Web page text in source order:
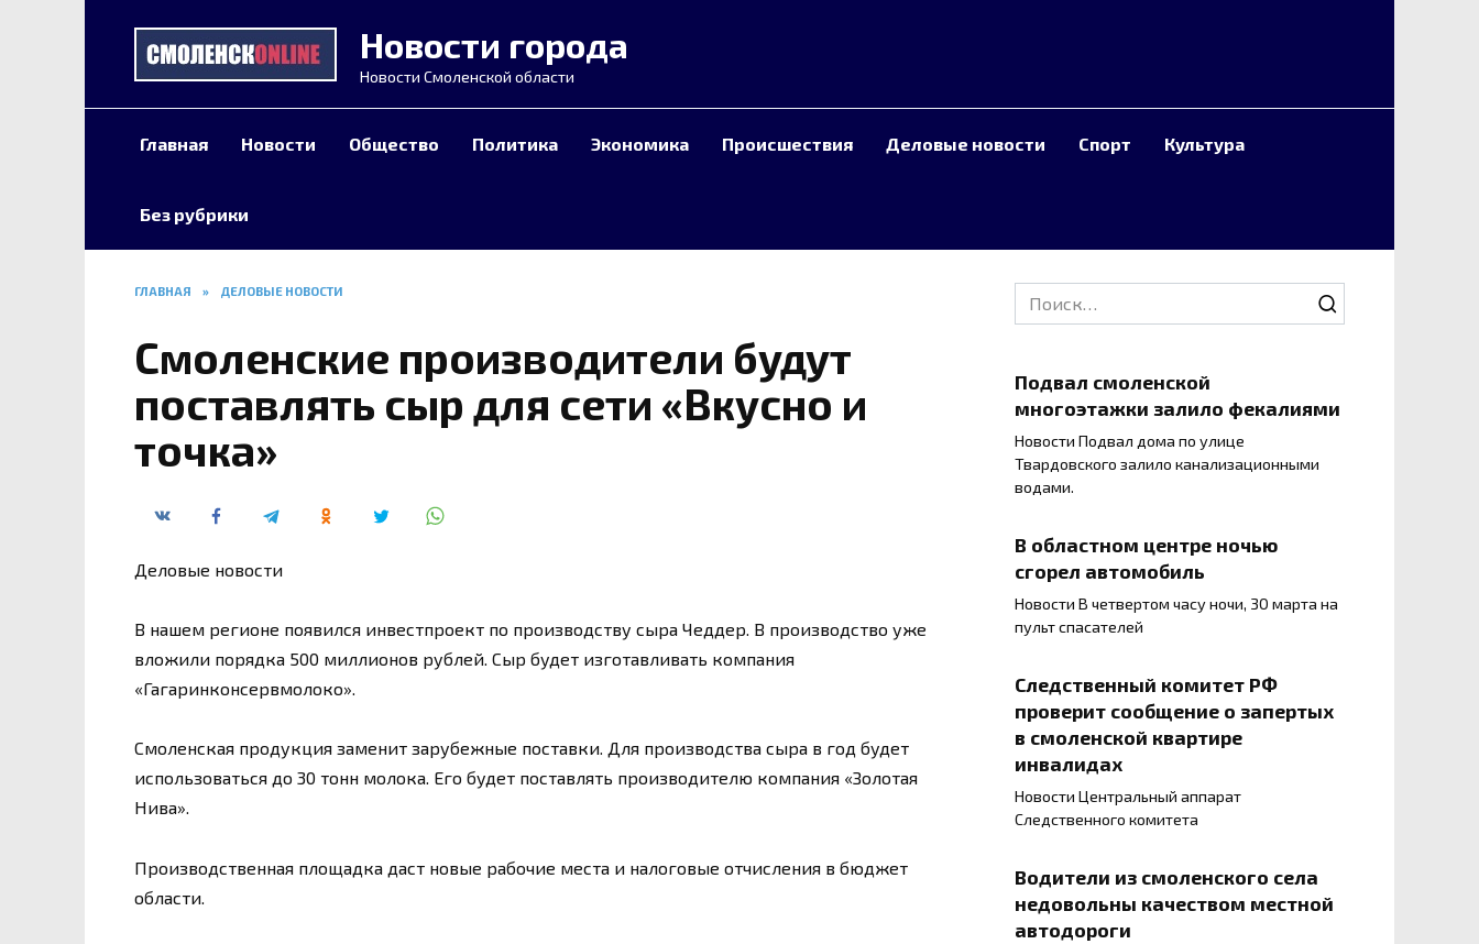
Новости города
Новости Смоленской области
Главная Новости Общество Политика Экономика Происшествия Деловые новости Спорт Культура
Без рубрики
ГЛАВНАЯ » ДЕЛОВЫЕ НОВОСТИ
Смоленские производители будут
поставлять сыр для сети «Вкусно и
точка»
Деловые новости
В нашем регионе появился инвестпроект по производству сыра Чеддер. В производство уже
вложили порядка 500 миллионов рублей. Сыр будет изготавливать компания
«Гагаринконсервмолоко».
Смоленская продукция заменит зарубежные поставки. Для производства сыра в год будет
использоваться до 30 тонн молока. Его будет поставлять производителю компания «Золотая
Нива».
Производственная площадка даст новые рабочие места и налоговые отчисления в бюджет
области.
Search
for:
Подвал смоленской
многоэтажки залило фекалиями
Новости Подвал дома по улице
Твардовского залило канализационными
водами.
В областном центре ночью
сгорел автомобиль
Новости В четвертом часу ночи, 30 марта на
пульт спасателей
Следственный комитет РФ
проверит сообщение о запертых
в смоленской квартире
инвалидах
Новости Центральный аппарат
Следственного комитета
Водители из смоленского села
недовольны качеством местной
автодороги